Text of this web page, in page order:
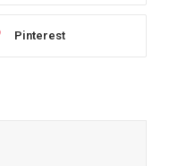
Pinterest